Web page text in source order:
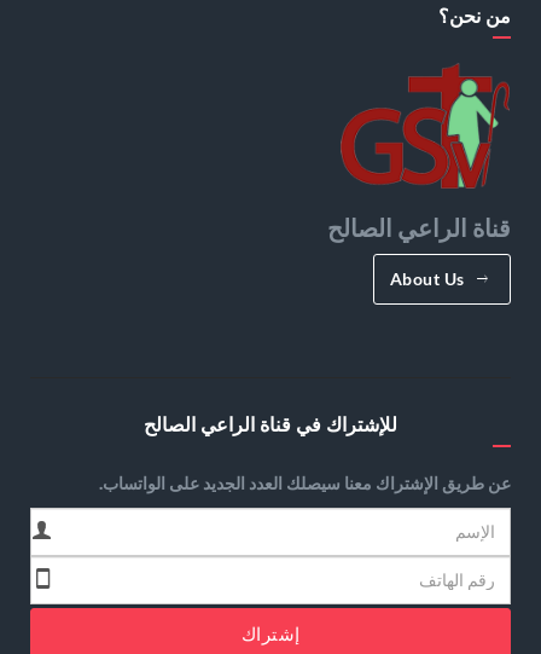
من نحن؟
قناة الراعي الصالح
About Us
للإشتراك في قناة الراعي الصالح
عن طريق الإشتراك معنا سيصلك العدد الجديد على الواتساب.
إشتراك